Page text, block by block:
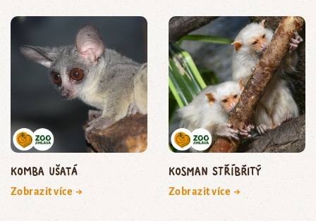
komba ušatá
Zobrazit více →
kosman stříbřitý
Zobrazit více →